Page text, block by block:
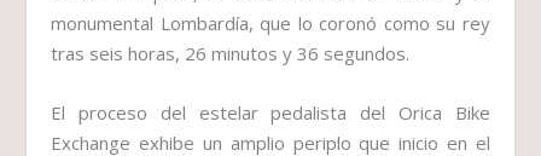
monumental Lombardía, que lo coronó como su rey
tras seis horas, 26 minutos y 36 segundos.
El proceso del estelar pedalista del Orica Bike
Exchange exhibe un amplio periplo que inicio en el